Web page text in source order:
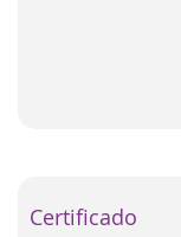
Certificado